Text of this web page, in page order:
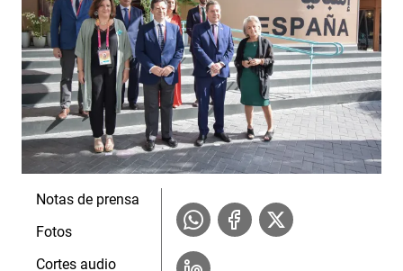
Notas de prensa
Fotos
Cortes audio